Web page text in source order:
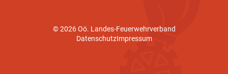
© 2026 Oö. Landes-Feuerwehrverband
DatenschutzImpressum